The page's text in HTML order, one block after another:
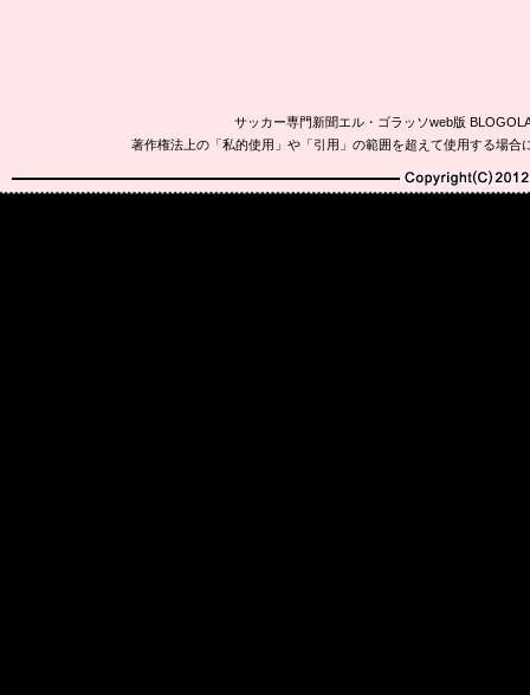
サッカー専門新聞エル・ゴラッソweb版
著作権法上の「私的使用」や「引用」の範囲を超えて使用する場
Copyright(C)2010-